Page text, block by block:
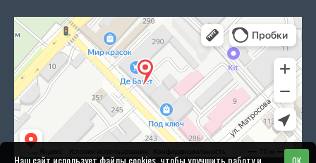
Наш сайт использует файлы cookies, чтобы улучшить работу и